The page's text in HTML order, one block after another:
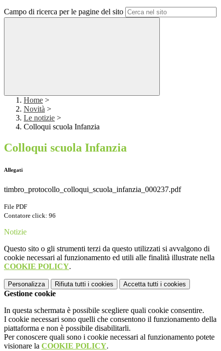
Campo di ricerca per le pagine del sito
Home >
Novità >
Le notizie >
Colloqui scuola Infanzia
Colloqui scuola Infanzia
Allegati
timbro_protocollo_colloqui_scuola_infanzia_000237.pdf
File PDF
Contatore click: 96
Notizie
Questo sito o gli strumenti terzi da questo utilizzati si avvalgono di
cookie necessari al funzionamento ed utili alle finalità illustrate nella
COOKIE POLICY.
Personalizza Rifiuta tutti i cookies Accetta tutti i cookies
Gestione cookie
In questa schermata è possibile scegliere quali cookie consentire.
I cookie necessari sono quelli che consentono il funzionamento della
piattaforma e non è possibile disabilitarli.
Per conoscere quali sono i cookie necessari al funzionamento potete
visionare la COOKIE POLICY.